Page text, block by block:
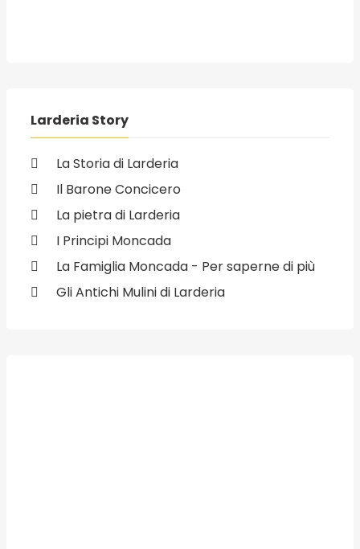
Larderia Story
La Storia di Larderia
Il Barone Concicero
La pietra di Larderia
I Principi Moncada
La Famiglia Moncada - Per saperne di più
Gli Antichi Mulini di Larderia